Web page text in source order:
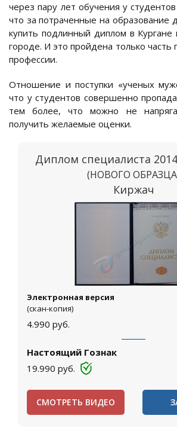
через пару лет обучения у
что за потраченные на образование
купить подлинный диплом в
городе. И это пройдена только часть
профессии.
Отношение и поступки «ученых
что у студентов совершенно
тем более, что можно не
получить желаемые оценки.
Диплом специалиста
(НОВОГО
Киржач
Электронная версия
(скан-копия)
4.990 руб.
Настоящий Гознак
19.990 руб.
СМОТРЕТЬ ВИДЕО